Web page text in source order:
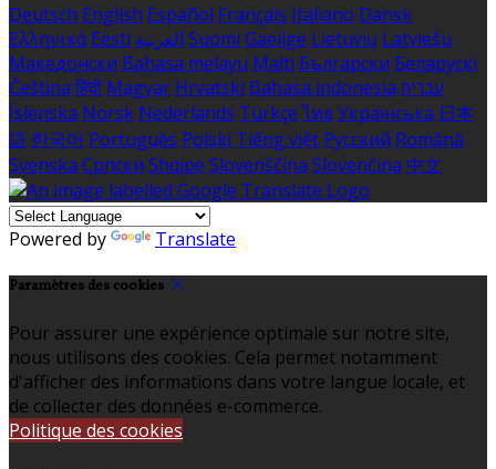
Deutsch English Español Français Italiano Dansk
Ελληνικά Eesti العربية Suomi Gaeilge Lietuvių Latviešu
Македонски Bahasa melayu Malti Български Беларускі
Čeština हिंदी Magyar Hrvatski Bahasa indonesia עברית
Íslenska Norsk Nederlands Türkçe ไทย Українська 日本
語 한국어 Português Polski Tiếng việt Русский Română
Svenska Српски Shqipe Slovenščina Slovenčina 中文
Powered by Translate
Paramètres des cookies
Pour assurer une expérience optimale sur notre site,
nous utilisons des cookies. Cela permet notamment
d'afficher des informations dans votre langue locale, et
de collecter des données e-commerce.
Politique des cookies